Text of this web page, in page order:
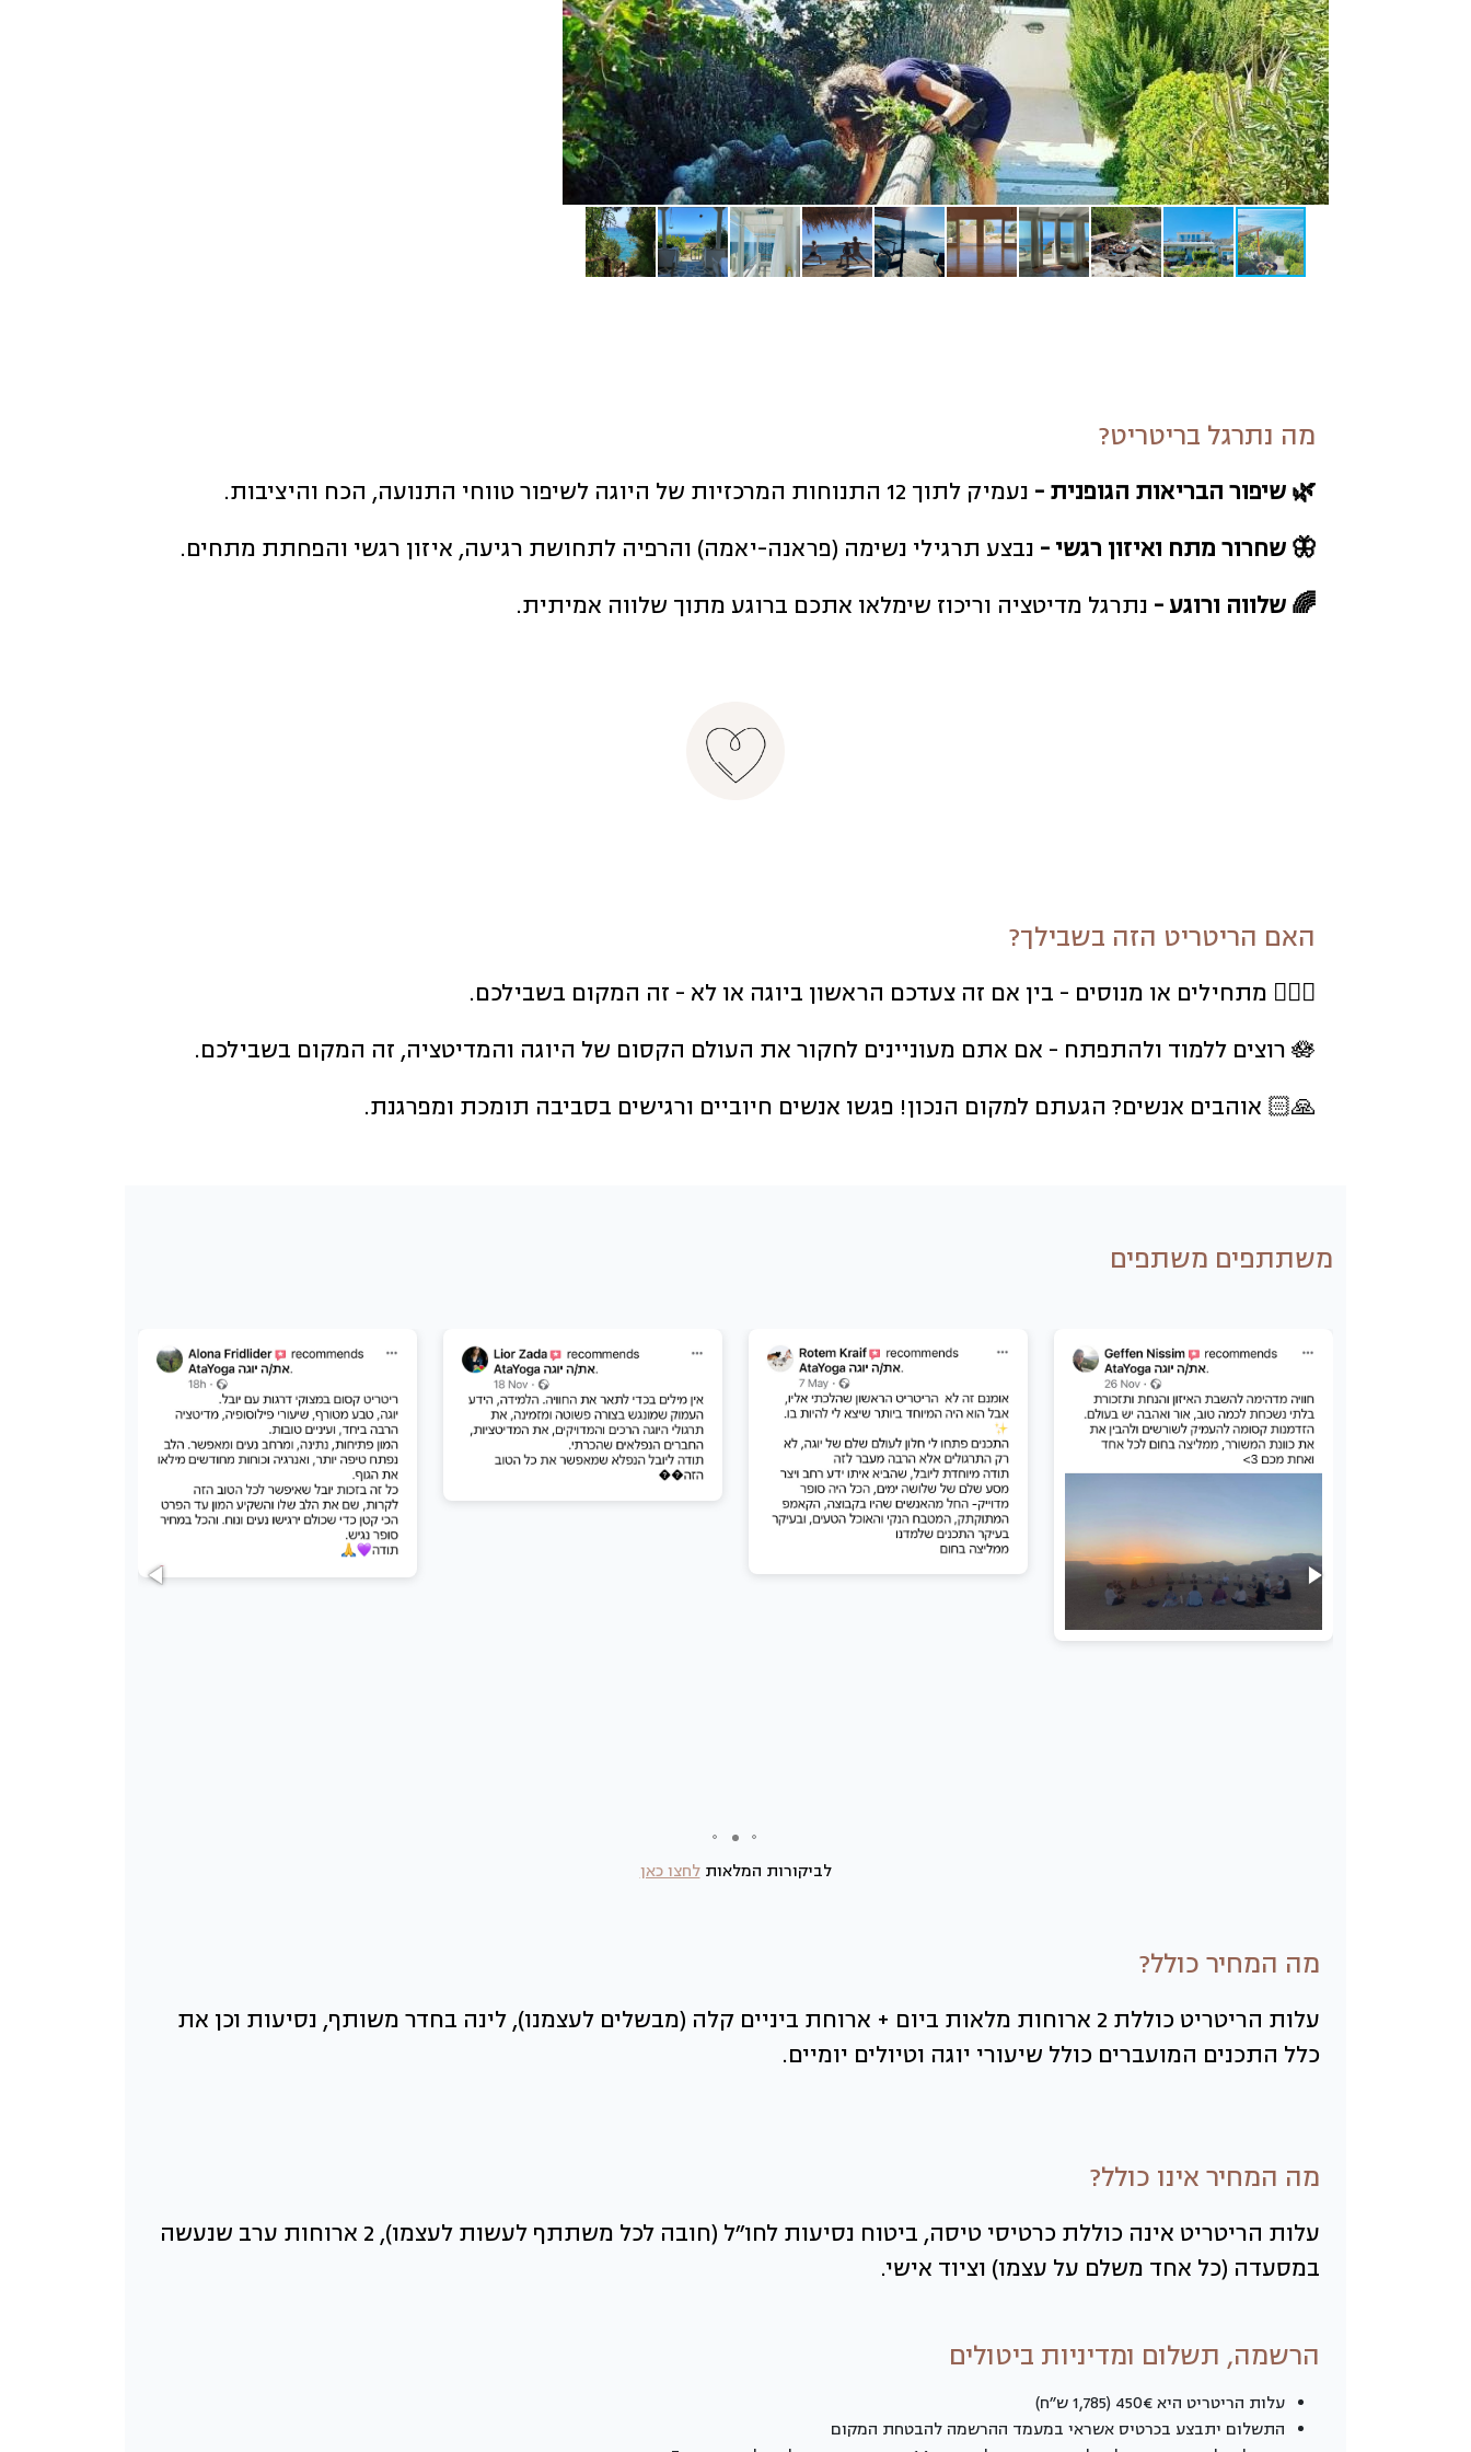
מה נתרגל בריטריט?
🌿 שיפור הבריאות הגופנית - נעמיק לתוך 12 התנוחות המרכזיות של היוגה לשיפור טווחי התנועה, הכח והיציבות.
🦋 שחרור מתח ואיזון רגשי - נבצע תרגילי נשימה (פראנה-יאמה) והרפיה לתחושת רגיעה, איזון רגשי והפחתת מתחים.
🌈 שלווה ורוגע - נתרגל מדיטציה וריכוז שימלאו אתכם ברוגע מתוך שלווה אמיתית.
האם הריטריט הזה בשבילך?
🧘🏼‍♀️ מתחילים או מנוסים - בין אם זה צעדכם הראשון ביוגה או לא - זה המקום בשבילכם.
🪷 רוצים ללמוד ולהתפתח - אם אתם מעוניינים לחקור את העולם הקסום של היוגה והמדיטציה, זה המקום בשבילכם.
🙏🏻 אוהבים אנשים? הגעתם למקום הנכון! פגשו אנשים חיוביים ורגישים בסביבה תומכת ומפרגנת.
משתתפים משתפים
לביקורות המלאותלחצו כאן
מה המחיר כולל?
עלות הריטריט כוללת 2 ארוחות מלאות ביום + ארוחת ביניים קלה (מבשלים לעצמנו), לינה בחדר משותף, נסיעות וכן את
כלל התכנים המועברים כולל שיעורי יוגה וטיולים יומיים.
מה המחיר אינו כולל?
עלות הריטריט אינה כוללת כרטיסי טיסה, ביטוח נסיעות לחו״ל (חובה לכל משתתף לעשות לעצמו), 2 ארוחות ערב שנעשה
במסעדה (כל אחד משלם על עצמו) וציוד אישי.
הרשמה, תשלום ומדיניות ביטולים
עלות הריטריט היא 450€ (1,785 ש״ח)
התשלום יתבצע בכרטיס אשראי במעמד ההרשמה להבטחת המקום